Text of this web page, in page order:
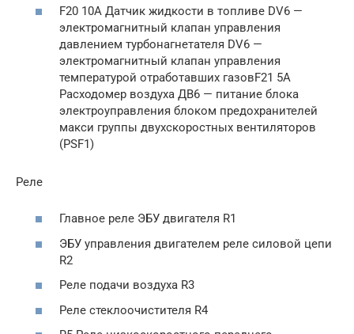
F20 10A Датчик жидкости в топливе DV6 —
электромагнитный клапан управления
давлением турбонагнетателя DV6 —
электромагнитный клапан управления
температурой отработавших газовF21 5А
Расходомер воздуха ДВ6 — питание блока
электроуправления блоком предохранителей
макси группы двухскоростных вентиляторов
(PSF1)
Реле
Главное реле ЭБУ двигателя R1
ЭБУ управления двигателем реле силовой цепи
R2
Реле подачи воздуха R3
Реле стеклоочистителя R4